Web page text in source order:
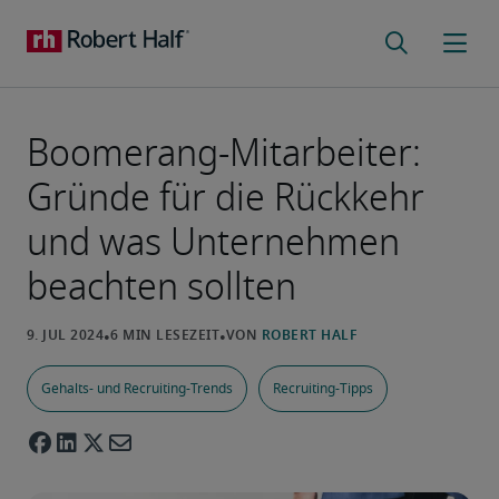
Boomerang-Mitarbeiter:
Gründe für die Rückkehr
und was Unternehmen
beachten sollten
Gehalts- und Recruiting-Trends Recruiting-Tipps